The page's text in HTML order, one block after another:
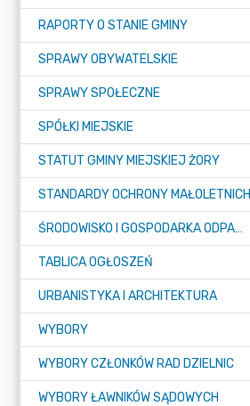
RAPORTY O STANIE GMINY
SPRAWY OBYWATELSKIE
SPRAWY SPOŁECZNE
SPÓŁKI MIEJSKIE
STATUT GMINY MIEJSKIEJ ŻORY
STANDARDY OCHRONY MAŁOLETNICH
ŚRODOWISKO I GOSPODARKA ODPADAMI
TABLICA OGŁOSZEŃ
URBANISTYKA I ARCHITEKTURA
WYBORY
WYBORY CZŁONKÓW RAD DZIELNIC
WYBORY ŁAWNIKÓW SĄDOWYCH